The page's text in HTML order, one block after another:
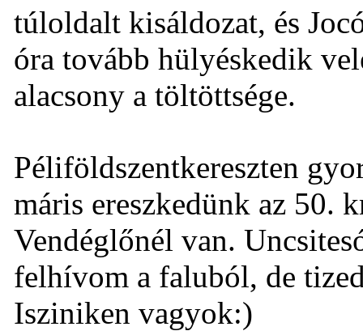
túloldalt kisáldozat, és
óra tovább hülyéskedik
alacsony a töltöttsége.
Péliföldszentkereszten
máris ereszkedünk az 50.
Vendéglőnél van.
felhívom a faluból, de
Isziniken vagyok:)